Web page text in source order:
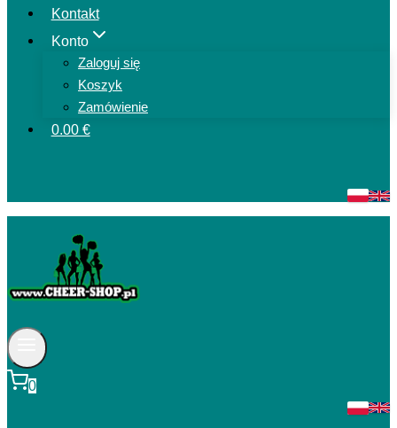
Kontakt
Konto
Zaloguj się
Koszyk
Zamówienie
0.00 €
0